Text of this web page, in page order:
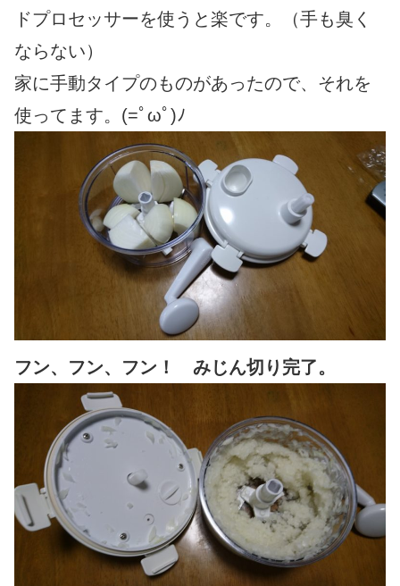
ドプロセッサーを使うと楽です。（手も臭く
ならない）
家に手動タイプのものがあったので、それを
使ってます。(=ﾟωﾟ)ﾉ
フン、フン、フン！ みじん切り完了。